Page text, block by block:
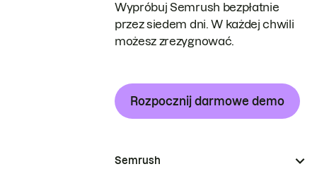
Wypróbuj Semrush bezpłatnie
przez siedem dni. W każdej chwili
możesz zrezygnować.
Rozpocznij darmowe demo
Semrush